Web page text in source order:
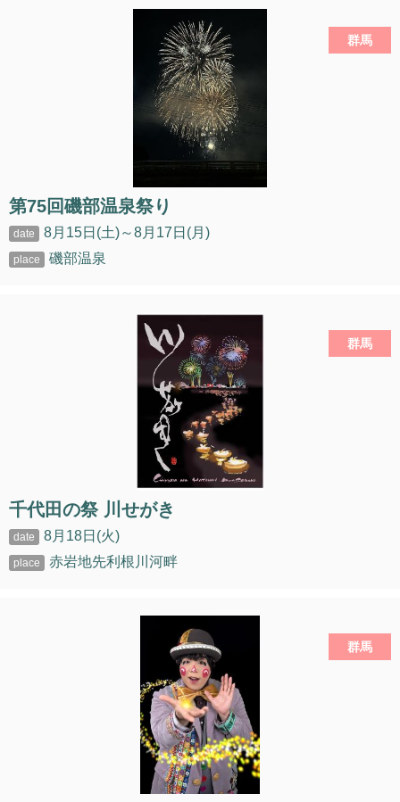
群馬
第75回磯部温泉祭り
8月15日(土)～8月17日(月)
磯部温泉
群馬
千代田の祭 川せがき
8月18日(火)
赤岩地先利根川河畔
群馬